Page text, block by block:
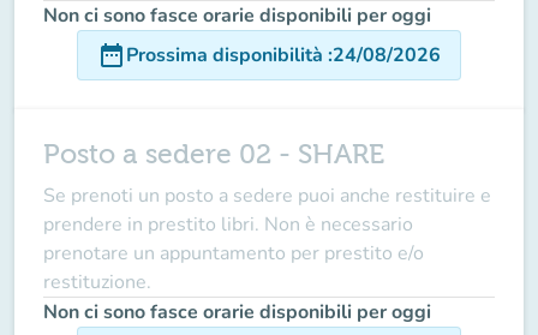
Non ci sono fasce orarie disponibili per oggi
date_rangeProssima disponibilità :24/08/2026
Posto a sedere 02 - SHARE
Se prenoti un posto a sedere puoi anche restituire e
prendere in prestito libri. Non è necessario
prenotare un appuntamento per prestito e/o
restituzione.
Non ci sono fasce orarie disponibili per oggi